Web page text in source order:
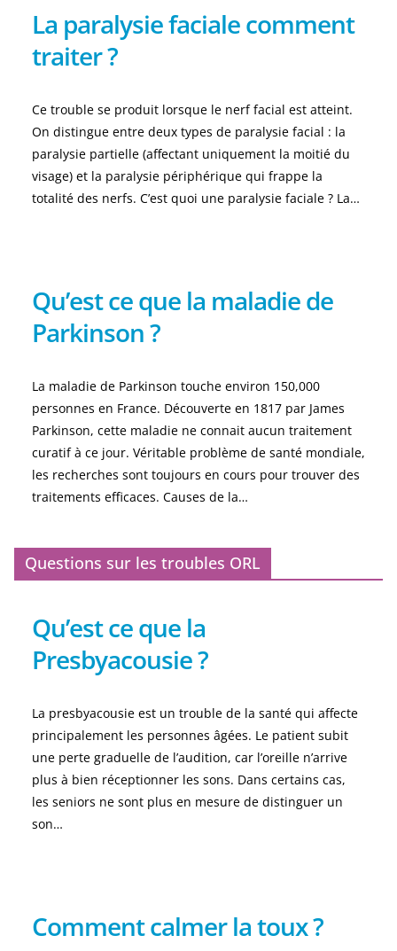
La paralysie faciale comment
traiter ?
Ce trouble se produit lorsque le nerf facial est atteint.
On distingue entre deux types de paralysie facial : la
paralysie partielle (affectant uniquement la moitié du
visage) et la paralysie périphérique qui frappe la
totalité des nerfs. C’est quoi une paralysie faciale ? La…
Qu’est ce que la maladie de
Parkinson ?
La maladie de Parkinson touche environ 150,000
personnes en France. Découverte en 1817 par James
Parkinson, cette maladie ne connait aucun traitement
curatif à ce jour. Véritable problème de santé mondiale,
les recherches sont toujours en cours pour trouver des
traitements efficaces. Causes de la…
Questions sur les troubles ORL
Qu’est ce que la
Presbyacousie ?
La presbyacousie est un trouble de la santé qui affecte
principalement les personnes âgées. Le patient subit
une perte graduelle de l’audition, car l’oreille n’arrive
plus à bien réceptionner les sons. Dans certains cas,
les seniors ne sont plus en mesure de distinguer un
son…
Comment calmer la toux ?